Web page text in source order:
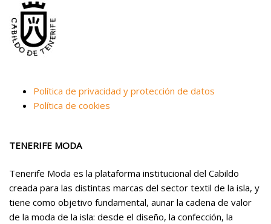
Política de privacidad y protección de datos
Política de cookies
TENERIFE MODA
Tenerife Moda es la plataforma institucional del Cabildo
creada para las distintas marcas del sector textil de la isla, y
tiene como objetivo fundamental, aunar la cadena de valor
de la moda de la isla: desde el diseño, la confección, la